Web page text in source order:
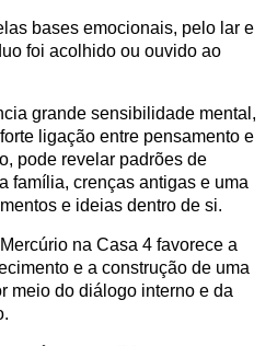
bases emocionais, pelo lar e
foi acolhido ou ouvido ao
grande sensibilidade mental,
ligação entre pensamento e
pode revelar padrões de
família, crenças antigas e uma
e ideias dentro de si.
na Casa 4 favorece a
e a construção de uma
meio do diálogo interno e da